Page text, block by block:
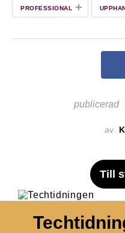
PROFESSIONAL +
publicerad
av
Till